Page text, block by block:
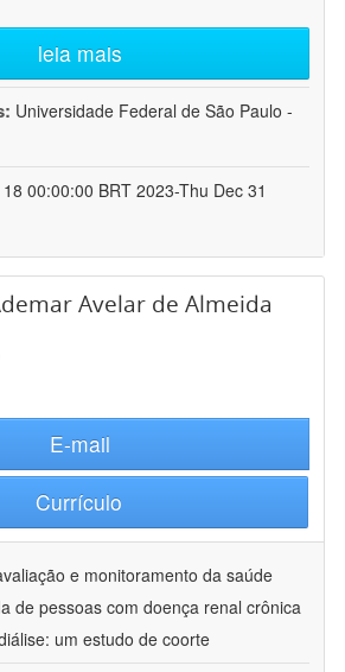
leia mais
Universidade Federal de São Paulo -
00:00:00 BRT 2023-Thu Dec 31
Avelar de Almeida
E-mail
Currículo
e monitoramento da saúde
de pessoas com doença renal crônica
um estudo de coorte